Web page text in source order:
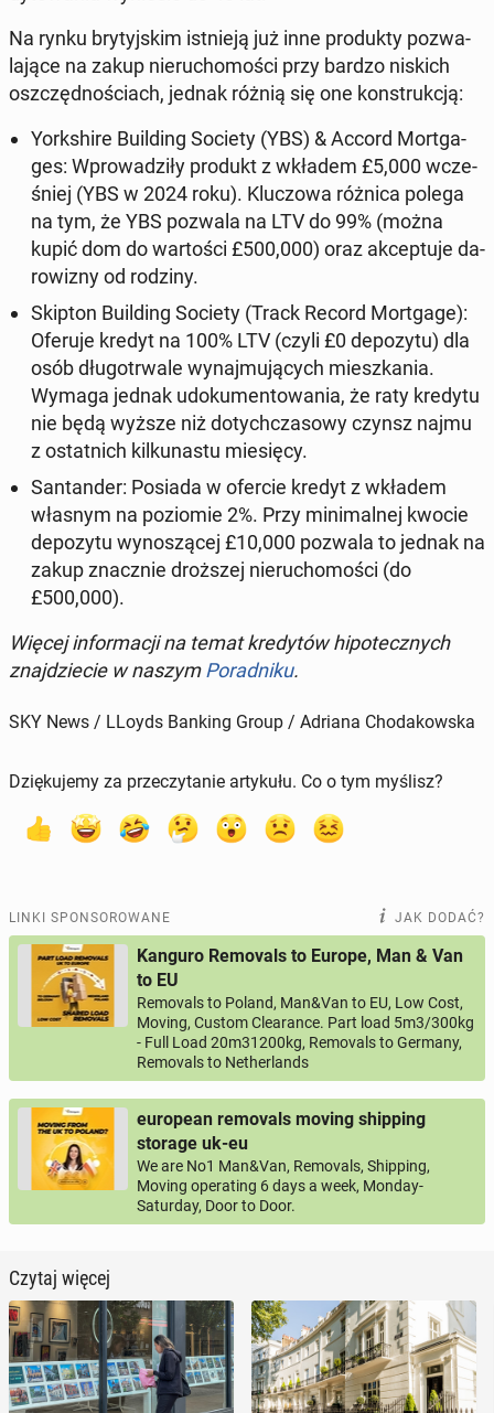
Na rynku bry­tyj­skim ist­nie­ją już inne pro­duk­ty po­zwa­
la­ją­ce na zakup nie­ru­cho­mo­ści przy bardzo niskich
oszczęd­no­ściach, jednak różnią się one kon­struk­cją:
York­shi­re Bu­il­ding Society (YBS) & Accord Mort­ga­
ges: Wpro­wa­dzi­ły produkt z wkładem £5,000 wcze­
śniej (YBS w 2024 roku). Klu­czo­wa różnica polega
na tym, że YBS pozwala na LTV do 99% (można
kupić dom do war­to­ści £500,000) oraz ak­cep­tu­je da­
ro­wi­zny od rodziny.
Skipton Bu­il­ding Society (Track Record Mort­ga­ge):
Oferuje kredyt na 100% LTV (czyli £0 de­po­zy­tu) dla
osób dłu­go­trwa­le wy­naj­mu­ją­cych miesz­ka­nia.
Wymaga jednak udo­ku­men­to­wa­nia, że raty kredytu
nie będą wyższe niż do­tych­cza­so­wy czynsz najmu
z ostat­nich kil­ku­na­stu mie­się­cy.
San­tan­der: Posiada w ofercie kredyt z wkładem
własnym na po­zio­mie 2%. Przy mi­ni­mal­nej kwocie
de­po­zy­tu wy­no­szą­cej £10,000 pozwala to jednak na
zakup znacz­nie droż­szej nie­ru­cho­mo­ści (do
£500,000).
Więcej in­for­ma­cji na temat kre­dy­tów hi­po­tecz­nych
znaj­dzie­cie w naszymPo­rad­ni­ku.
SKY News / LLoyds Banking Group / Adriana Chodakowska
Dziękujemy za przeczytanie artykułu. Co o tym myślisz?
LINKI SPONSOROWANE JAK DODAĆ?
Kanguro Removals to Europe, Man & Van
to EU
Removals to Poland, Man&Van to EU, Low Cost,
Moving, Custom Clearance. Part load 5m3/300kg
- Full Load 20m31200kg, Removals to Germany,
Removals to Netherlands
european removals moving shipping
storage uk-eu
We are No1 Man&Van, Removals, Shipping,
Moving operating 6 days a week, Monday-
Saturday, Door to Door.
Czytaj więcej